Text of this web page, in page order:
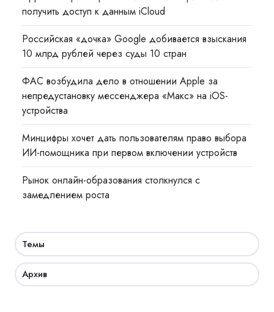
получить доступ к данным iCloud
Российская «дочка» Google добивается взыскания
10 млрд рублей через суды 10 стран
ФАС возбудила дело в отношении Apple за
непредустановку мессенджера «Макс» на iOS-
устройства
Минцифры хочет дать пользователям право выбора
ИИ-помощника при первом включении устройств
Рынок онлайн-образования столкнулся с
замедлением роста
Темы
Архив